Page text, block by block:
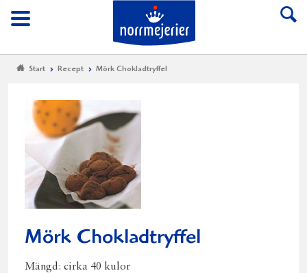
Meny
Till Norrmejerier
Start Recept Mörk Chokladtryffel
Mörk Chokladtryffel
Mängd: cirka 40 kulor